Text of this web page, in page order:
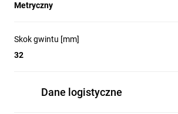
Metryczny
Skok gwintu [mm]
32
Dane logistyczne